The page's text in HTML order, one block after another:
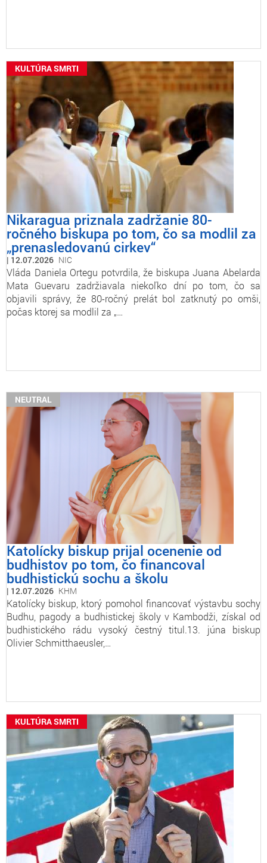
KULTÚRA SMRTI
Nikaragua priznala zadržanie 80-
ročného biskupa po tom, čo sa modlil za
„prenasledovanú cirkev“
12.07.2026 NIC
Vláda Daniela Ortegu potvrdila, že biskupa Juana Abelarda
Mata Guevaru zadržiavala niekoľko dní po tom, čo sa
objavili správy, že 80-ročný prelát bol zatknutý po omši,
počas ktorej sa modlil za „…
NEUTRAL
Katolícky biskup prijal ocenenie od
budhistov po tom, čo financoval
budhistickú sochu a školu
12.07.2026 KHM
Katolícky biskup, ktorý pomohol financovať výstavbu sochy
Budhu, pagody a budhistickej školy v Kambodži, získal od
budhistického rádu vysoký čestný titul.13. júna biskup
Olivier Schmitthaeusler,…
KULTÚRA SMRTI